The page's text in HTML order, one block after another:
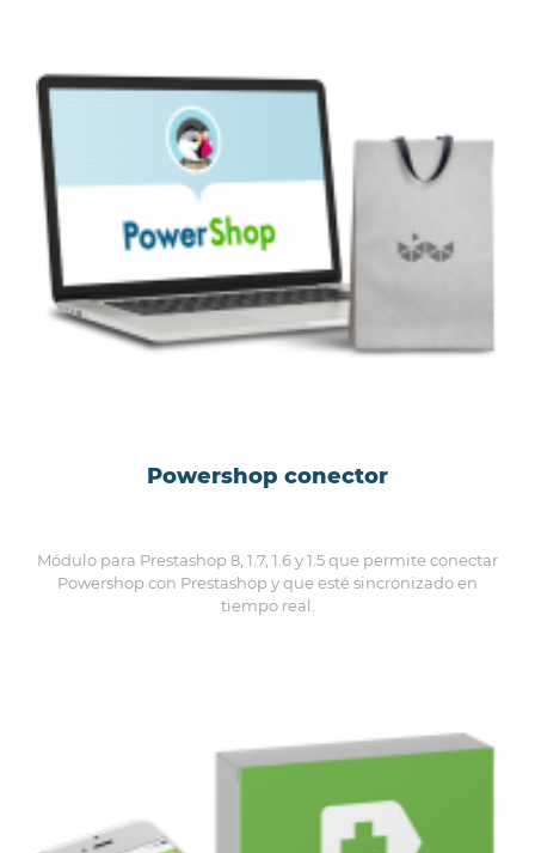
Powershop conector
Módulo para Prestashop 8, 1.7, 1.6 y 1.5 que permite conectar
Powershop con Prestashop y que esté sincronizado en
tiempo real.